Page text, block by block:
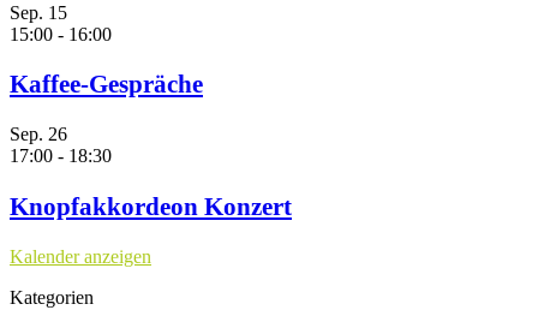
Sep. 15
15:00 - 16:00
Kaffee-Gespräche
Sep. 26
17:00 - 18:30
Knopfakkordeon Konzert
Kalender anzeigen
Kategorien